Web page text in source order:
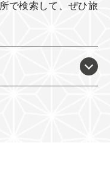
で検索して、ぜひ旅